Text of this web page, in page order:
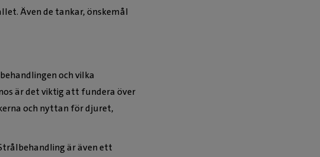
Även de tankar, önskemål
och vilka
är det viktig att fundera över
och nyttan för djuret,
är även ett